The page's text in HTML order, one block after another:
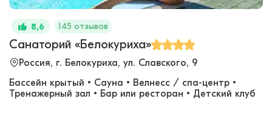
8,6 145 отзывов
Санаторий «Белокуриха»
Россия, г. Белокуриха, ул. Славского, 9
Бассейн крытый • Сауна • Велнесс / спа-центр •
Тренажерный зал • Бар или ресторан • Детский клуб